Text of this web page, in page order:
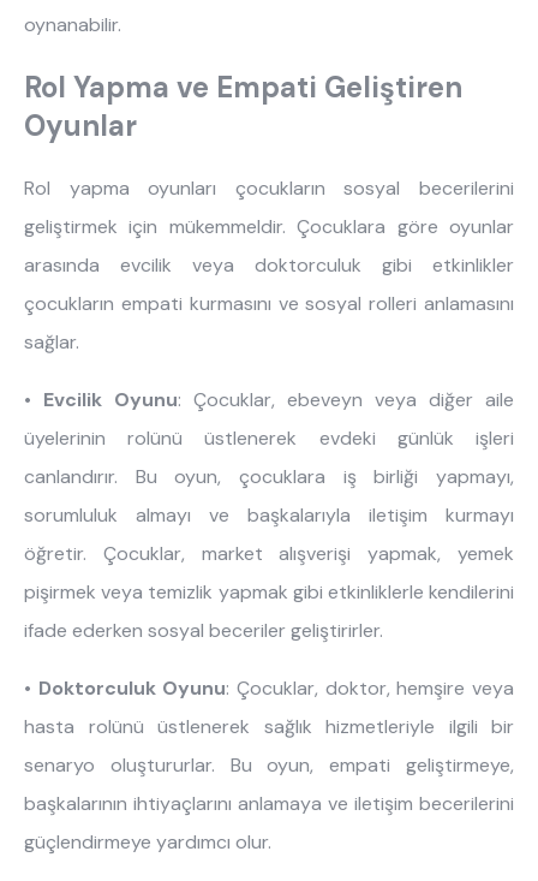
oynanabilir.
Rol Yapma ve Empati Geliştiren
Oyunlar
Rol yapma oyunları çocukların sosyal becerilerini
geliştirmek için mükemmeldir. Çocuklara göre oyunlar
arasında evcilik veya doktorculuk gibi etkinlikler
çocukların empati kurmasını ve sosyal rolleri anlamasını
sağlar.
• Evcilik Oyunu: Çocuklar, ebeveyn veya diğer aile
üyelerinin rolünü üstlenerek evdeki günlük işleri
canlandırır. Bu oyun, çocuklara iş birliği yapmayı,
sorumluluk almayı ve başkalarıyla iletişim kurmayı
öğretir. Çocuklar, market alışverişi yapmak, yemek
pişirmek veya temizlik yapmak gibi etkinliklerle kendilerini
ifade ederken sosyal beceriler geliştirirler.
• Doktorculuk Oyunu: Çocuklar, doktor, hemşire veya
hasta rolünü üstlenerek sağlık hizmetleriyle ilgili bir
senaryo oluştururlar. Bu oyun, empati geliştirmeye,
başkalarının ihtiyaçlarını anlamaya ve iletişim becerilerini
güçlendirmeye yardımcı olur.